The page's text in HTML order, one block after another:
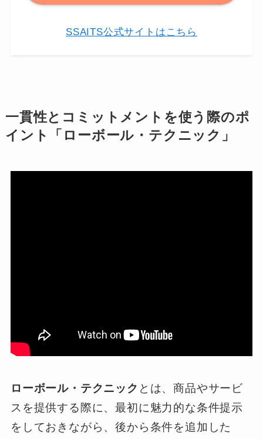
SSAITS公式サイトはこちら
一貫性とコミットメントを使う際のポ
イント「ローボール・テクニック」
ローボール・テクニック とは、商品やサービ
スを提供する際に、最初に魅力的な条件提示
をしておきながら、後から条件を追加した